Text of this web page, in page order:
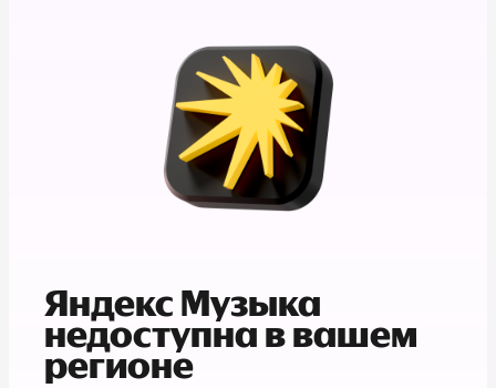
Яндекс Музыка
недоступна в вашем
регионе